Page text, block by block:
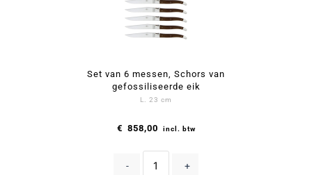
Set van 6 messen, Schors van
gefossiliseerde eik
L. 23 cm
€ 858,00 incl. btw
- +